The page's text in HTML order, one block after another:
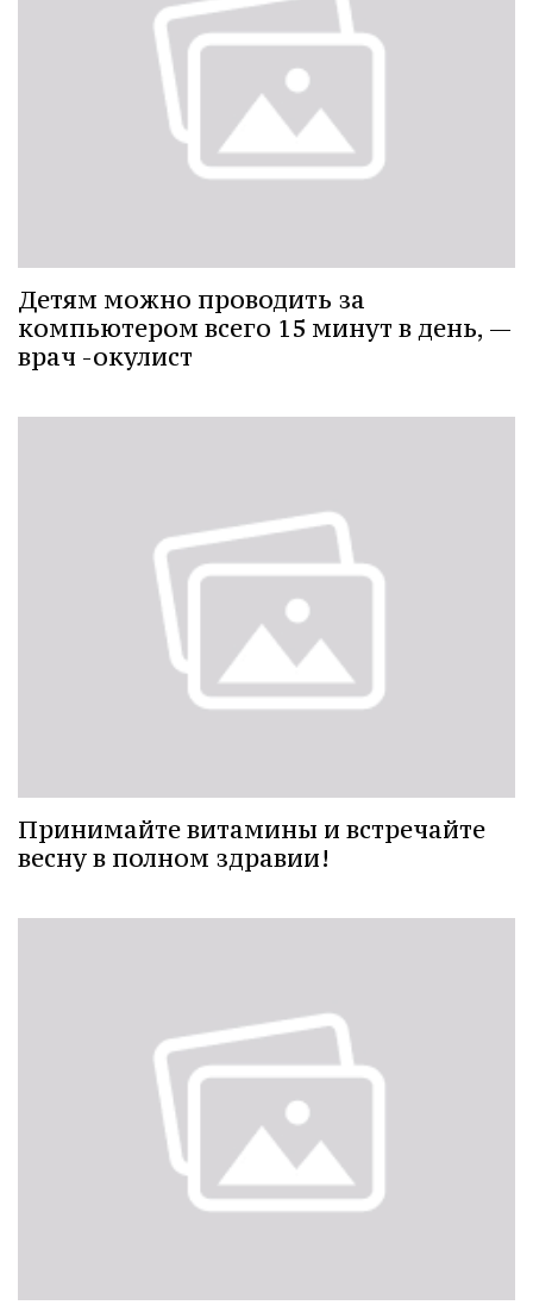
Детям можно проводить за
компьютером всего 15 минут в день, —
врач -окулист
Принимайте витамины и встречайте
весну в полном здравии!